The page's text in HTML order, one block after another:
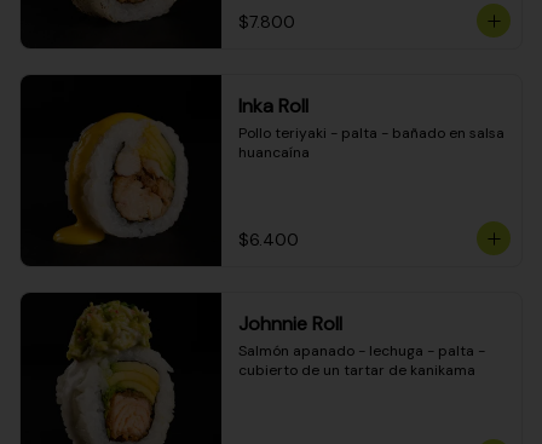
$7.800
Inka Roll
Pollo teriyaki - palta - bañado en salsa
huancaína
$6.400
Johnnie Roll
Salmón apanado - lechuga - palta -
cubierto de un tartar de kanikama